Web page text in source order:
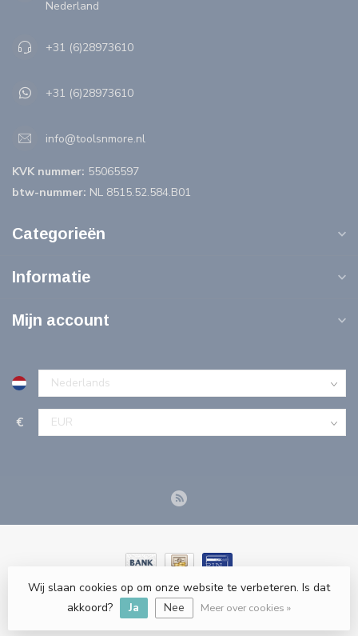
Nederland
+31 (6)28973610
+31 (6)28973610
info@toolsnmore.nl
KVK nummer: 55065597
btw-nummer: NL 8515.52.584.B01
Categorieën
Informatie
Mijn account
€
© Copyright 2026 Tools-n-More Gereedschappen - Powered by
webshop-service.nl
Wij slaan cookies op om onze website te verbeteren. Is dat
akkoord?
Ja Nee Meer over cookies »